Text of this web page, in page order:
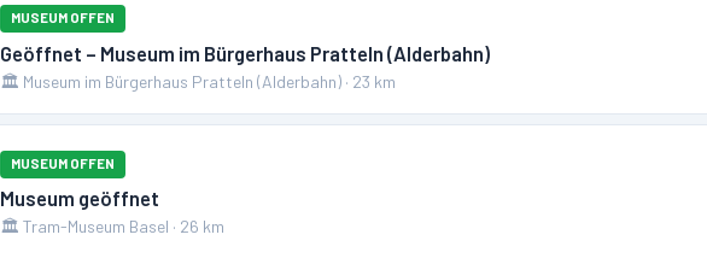
MUSEUM OFFEN
Geöffnet – Museum im Bürgerhaus Pratteln (Alderbahn)
🏛️ Museum im Bürgerhaus Pratteln (Alderbahn) · 23 km
MUSEUM OFFEN
Museum geöffnet
🏛️ Tram-Museum Basel · 26 km